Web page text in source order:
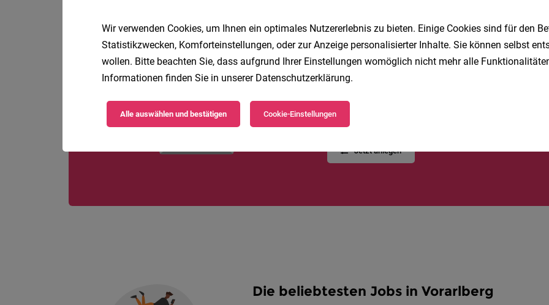
Erhalte alle neuen Stellenangebote automatisch per
Jetzt anlegen
Die beliebtesten Jobs in Vorarlberg
Wir verwenden Cookies, um Ihnen ein optimales Nutzererlebnis zu bieten. Einige Cookies sind für den
Statistikzwecken, Komforteinstellungen, oder zur Anzeige personalisierter Inhalte. Sie können selbst
wollen. Bitte beachten Sie, dass aufgrund Ihrer Einstellungen womöglich nicht mehr alle
Informationen finden Sie in unserer Datenschutzerklärung.
Alle auswählen und bestätigen Cookie-Einstellungen